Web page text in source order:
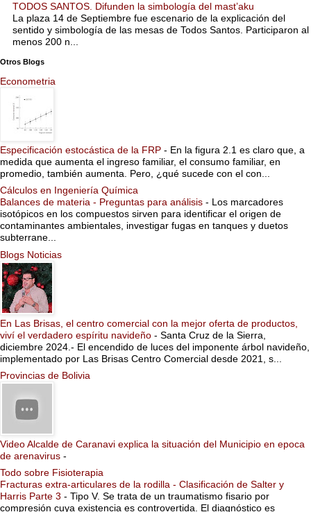
TODOS SANTOS. Difunden la simbología del mast’aku
La plaza 14 de Septiembre fue escenario de la explicación del
sentido y simbología de las mesas de Todos Santos. Participaron al
menos 200 n...
Otros Blogs
Econometria
Especificación estocástica de la FRP - En la figura 2.1 es claro que, a
medida que aumenta el ingreso familiar, el consumo familiar, en
promedio, también aumenta. Pero, ¿qué sucede con el con...
Cálculos en Ingeniería Química
Balances de materia - Preguntas para análisis - Los marcadores
isotópicos en los compuestos sirven para identificar el origen de
contaminantes ambientales, investigar fugas en tanques y duetos
subterrane...
Blogs Noticias
En Las Brisas, el centro comercial con la mejor oferta de productos,
viví el verdadero espíritu navideño - Santa Cruz de la Sierra,
diciembre 2024.- El encendido de luces del imponente árbol navideño,
implementado por Las Brisas Centro Comercial desde 2021, s...
Provincias de Bolivia
Video Alcalde de Caranavi explica la situación del Municipio en epoca
de arenavirus -
Todo sobre Fisioterapia
Fracturas extra-articulares de la rodilla - Clasificación de Salter y
Harris Parte 3 - Tipo V. Se trata de un traumatismo fisario por
compresión cuya existencia es controvertida. El diagnóstico es